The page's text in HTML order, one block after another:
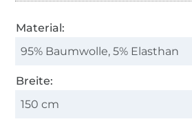
Material:
95% Baumwolle, 5% Elasthan
Breite:
150 cm